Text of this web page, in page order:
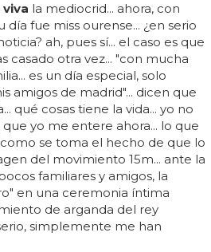
viva la mediocrid... ahora, con
fue miss ourense... ¿en serio
ah, pues sí... el caso es que
casado otra vez... "con mucha
es un día especial, solo
amigos de madrid"... dicen que
qué cosas tiene la vida... yo no
yo me entere ahora... lo que
se toma el hecho de que lo
del movimiento 15m... ante la
familiares y amigos, la
en una ceremonia íntima
de arganda del rey
simplemente me han